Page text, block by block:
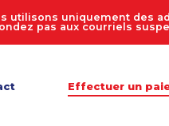
utilisons uniquement des
pas aux courriels
Effectuer un